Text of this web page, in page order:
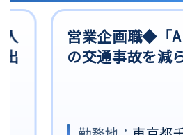
営業企画職◆「AI
の交通事故を減ら